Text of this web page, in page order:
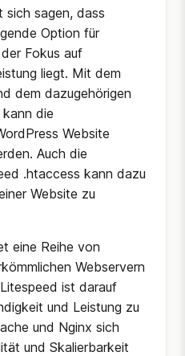
sich sagen, dass
Option für
Fokus auf
liegt. Mit dem
dem dazugehörigen
die
Website
Auch die
.htaccess kann dazu
Website zu
eine Reihe von
Webservern
ist darauf
und Leistung zu
und Nginx sich
und Skalierbarkeit